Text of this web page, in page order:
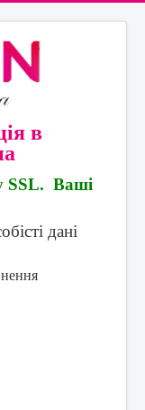
в
SSL. Ваші
дані